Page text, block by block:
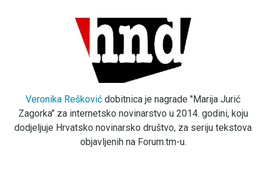
Veronika Rešković dobitnica je nagrade "Marija Jurić
Zagorka" za internetsko novinarstvo u 2014. godini, koju
dodjeljuje Hrvatsko novinarsko društvo, za seriju tekstova
objavljenih na Forum.tm-u.